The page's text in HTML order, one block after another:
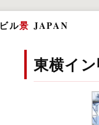
ビル景 JAPAN
東横イ